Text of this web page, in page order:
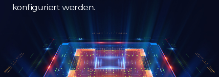
konfiguriert werden.